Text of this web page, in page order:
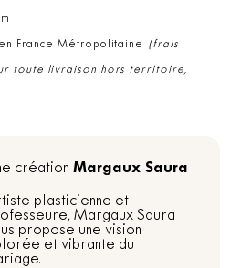
France Métropolitaine (frais
toute livraison hors territoire,
création Margaux Saura
plasticienne et
Margaux Saura
propose une vision
et vibrante du